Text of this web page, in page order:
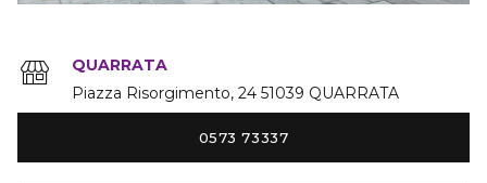
QUARRATA
Piazza Risorgimento 24 51039 QUARRATA
0573 73337